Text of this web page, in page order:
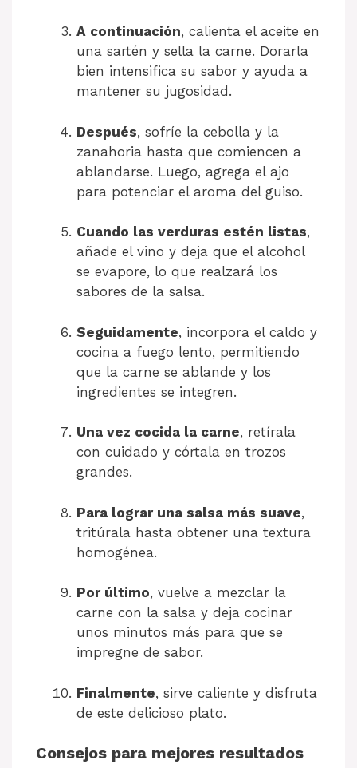
A continuación, calienta el aceite en
una sartén y sella la carne. Dorarla
bien intensifica su sabor y ayuda a
mantener su jugosidad.
Después, sofríe la cebolla y la
zanahoria hasta que comiencen a
ablandarse. Luego, agrega el ajo
para potenciar el aroma del guiso.
Cuando las verduras estén listas,
añade el vino y deja que el alcohol
se evapore, lo que realzará los
sabores de la salsa.
Seguidamente, incorpora el caldo y
cocina a fuego lento, permitiendo
que la carne se ablande y los
ingredientes se integren.
Una vez cocida la carne, retírala
con cuidado y córtala en trozos
grandes.
Para lograr una salsa más suave,
tritúrala hasta obtener una textura
homogénea.
Por último, vuelve a mezclar la
carne con la salsa y deja cocinar
unos minutos más para que se
impregne de sabor.
Finalmente, sirve caliente y disfruta
de este delicioso plato.
Consejos para mejores resultados